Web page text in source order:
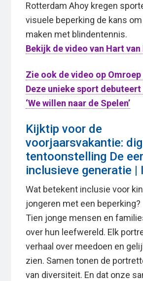
Rotterdam Ahoy kregen
visuele beperking de kans
maken met blindentennis.
Bekijk de video van Hart van
Zie ook de video op Omroep
Deze unieke sport debuteert
‘We willen naar de Spelen’
Kijktip voor de
voorjaarsvakantie:
tentoonstelling De
inclusieve generatie |
Wat betekent inclusie voor
jongeren met een beperking?
Tien jonge mensen en
over hun leefwereld. Elk
verhaal over meedoen en
zien. Samen tonen de
van diversiteit. En dat onze